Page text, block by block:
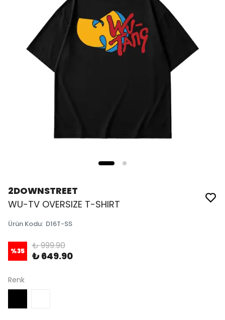
2DOWNSTREET
WU-TV OVERSIZE T-SHIRT
Ürün Kodu: D16T-SS
%35 ₺ 999.90
₺ 649.90
Renk